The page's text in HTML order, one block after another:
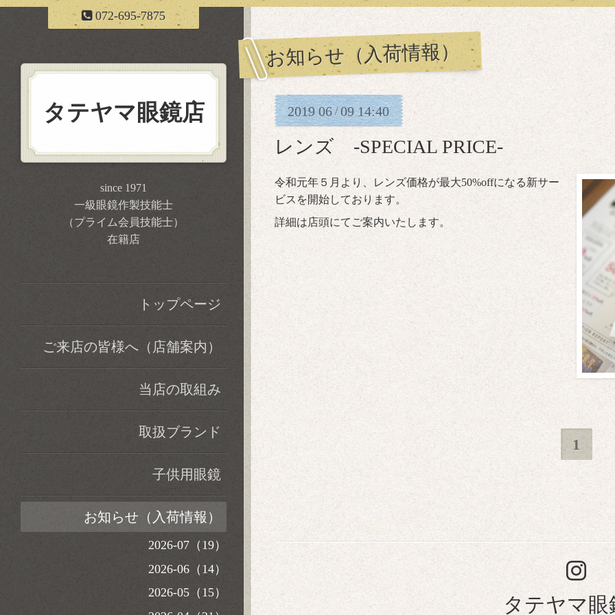
072-695-7875
お知らせ（入荷情報）
2019 06/09 14:40
レンズ -SPECIAL PRICE-
令和元年５月より、レンズ価格が最大50%offになる新サー
ビスを開始しております。
詳細は店頭にてご案内いたします。
1
タテヤマ眼
タテヤマ眼鏡店
since 1971
一級眼鏡作製技能士
（プライム会員技能士）
在籍店
トップページ
ご来店の皆様へ（店舗案内）
当店の取組み
取扱ブランド
子供用眼鏡
お知らせ（入荷情報）
2026-07（19）
2026-06（14）
2026-05（15）